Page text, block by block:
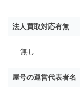
法人買取対応有無
無し
屋号の運営代表者名